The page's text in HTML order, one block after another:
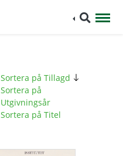
Sortera på Tillagd
Sortera på
Utgivningsår
Sortera på Titel